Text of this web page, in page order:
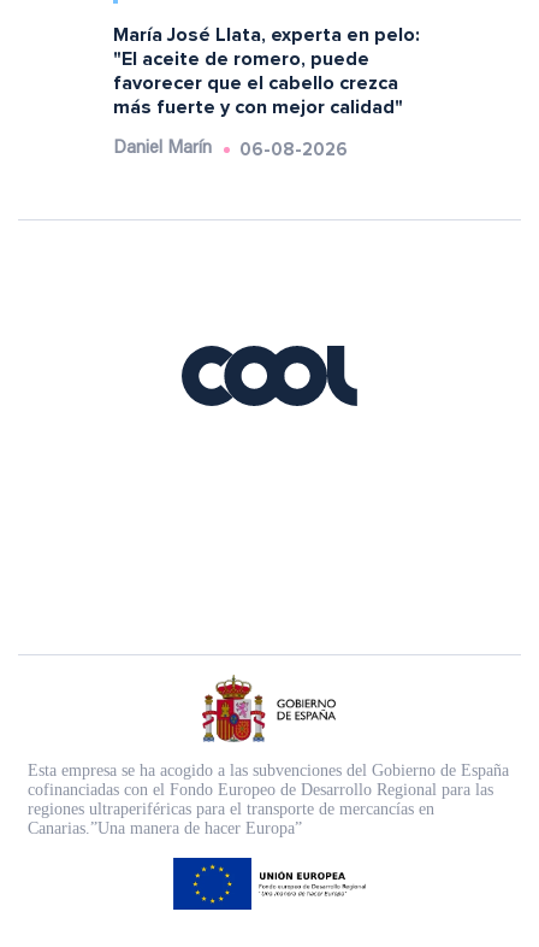
María José Llata, experta en pelo:
"El aceite de romero, puede
favorecer que el cabello crezca
más fuerte y con mejor calidad"
Daniel Marín 06-08-2026
Esta empresa se ha acogido a las subvenciones del Gobierno de España
cofinanciadas con el Fondo Europeo de Desarrollo Regional para las
regiones ultraperiféricas para el transporte de mercancías en
Canarias.”Una manera de hacer Europa”